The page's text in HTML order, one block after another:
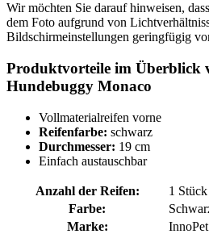
Wir möchten Sie darauf hinweisen,
dem Foto aufgrund von
Bildschirmeinstellungen geringfügig
Produktvorteile im Überblick
Hundebuggy Monaco
Vollmaterialreifen vorne
Reifenfarbe: schwarz
Durchmesser: 19 cm
Einfach austauschbar
Anzahl der Reifen:
1 Stück
Farbe:
Marke:
InnoPet